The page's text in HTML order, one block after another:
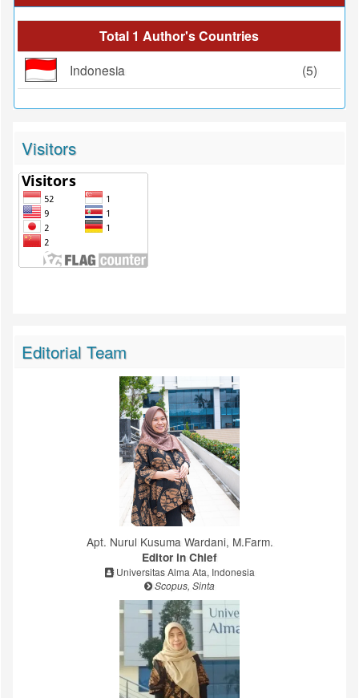
Total 1 Author's Countries
Indonesia (5)
Visitors
Editorial Team
Apt. Nurul Kusuma Wardani, M.Farm.
Editor in Chief
Universitas Alma Ata, Indonesia
Scopus, Sinta